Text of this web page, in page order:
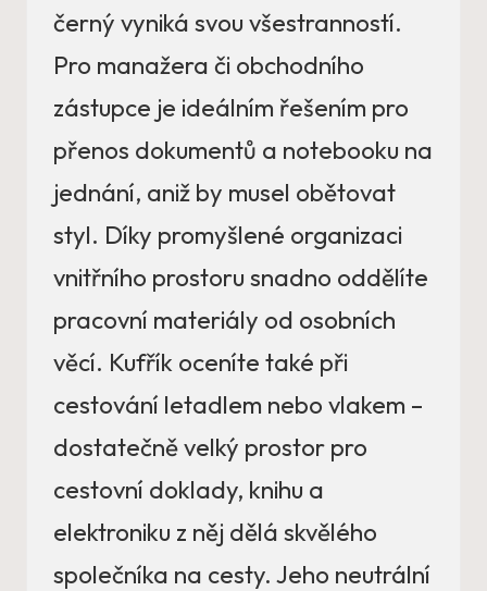
černý vyniká svou všestranností.
Pro manažera či obchodního
zástupce je ideálním řešením pro
přenos dokumentů a notebooku na
jednání, aniž by musel obětovat
styl. Díky promyšlené organizaci
vnitřního prostoru snadno oddělíte
pracovní materiály od osobních
věcí. Kufřík oceníte také při
cestování letadlem nebo vlakem –
dostatečně velký prostor pro
cestovní doklady, knihu a
elektroniku z něj dělá skvělého
společníka na cesty. Jeho neutrální